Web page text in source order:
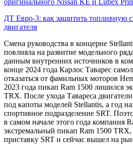
ДТ Евро-3: как защитить топливную
двигателя
Смена руководства в концерне
повлияла на развитие модельного
данным внутренних источников в
конце 2024 года Карлос Таварес
отказаться от фамильных моторов
2023 года пикап Ram 1500 лишился
TRX. После ухода Тавареса
под капоты моделей Stellantis, а год
спортивное подразделение SRT.
в самом начале этого года компания
экстремальный пикап Ram 1500
приставку SRT и сейчас вышел на